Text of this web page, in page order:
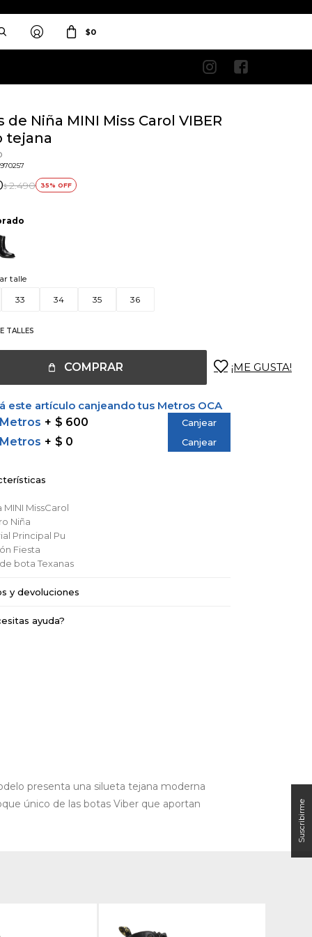
$0
 
de Niña MINI Miss Carol VIBER
tejana
$ 2.490 35
talle
33 34 35 36
TALLES
COMPRAR
este artículo canjeando tus Metros OCA
$ 600 Canjear
$ 0 Canjear
MINI MissCarol
Niña
Principal Pu
Fiesta
bota Texanas
y devoluciones
ayuda?
presenta una silueta tejana moderna
único de las botas Viber que aportan